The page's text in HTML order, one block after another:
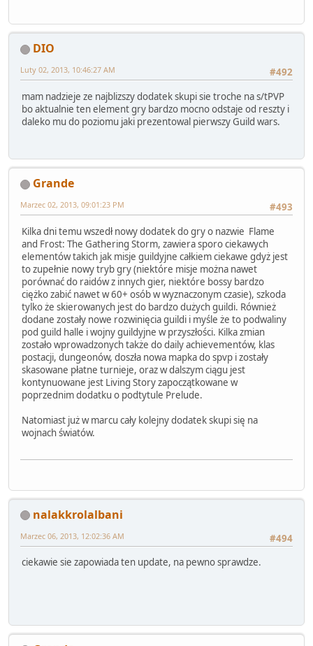
DIO
#492
Luty 02, 2013, 10:46:27 AM
mam nadzieje ze najblizszy dodatek skupi sie troche na s/tPVP
bo aktualnie ten element gry bardzo mocno odstaje od reszty i
daleko mu do poziomu jaki prezentowal pierwszy Guild wars.
Grande
#493
Marzec 02, 2013, 09:01:23 PM
Kilka dni temu wszedł nowy dodatek do gry o nazwie Flame
and Frost: The Gathering Storm, zawiera sporo ciekawych
elementów takich jak misje guildyjne całkiem ciekawe gdyż jest
to zupełnie nowy tryb gry (niektóre misje można nawet
porównać do raidów z innych gier, niektóre bossy bardzo
ciężko zabić nawet w 60+ osób w wyznaczonym czasie), szkoda
tylko że skierowanych jest do bardzo dużych guildi. Również
dodane zostały nowe rozwinięcia guildi i myśle że to podwaliny
pod guild halle i wojny guildyjne w przyszłości. Kilka zmian
zostało wprowadzonych także do daily achievementów, klas
postacji, dungeonów, doszła nowa mapka do spvp i zostały
skasowane płatne turnieje, oraz w dalszym ciągu jest
kontynuowane jest Living Story zapoczątkowane w
poprzednim dodatku o podtytule Prelude.
Natomiast już w marcu cały kolejny dodatek skupi się na
wojnach światów.
nalakkrolalbani
#494
Marzec 06, 2013, 12:02:36 AM
ciekawie sie zapowiada ten update, na pewno sprawdze.